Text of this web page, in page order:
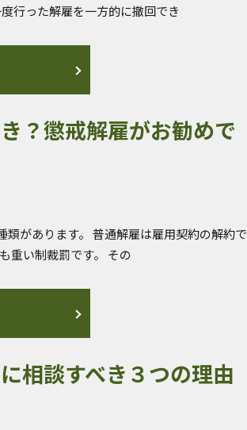
行った解雇を一方的に撤回でき
？懲戒解雇がお勧めで
があります。 普通解雇は雇用契約の解約で
重い制裁罰です。 その
相談すべき３つの理由